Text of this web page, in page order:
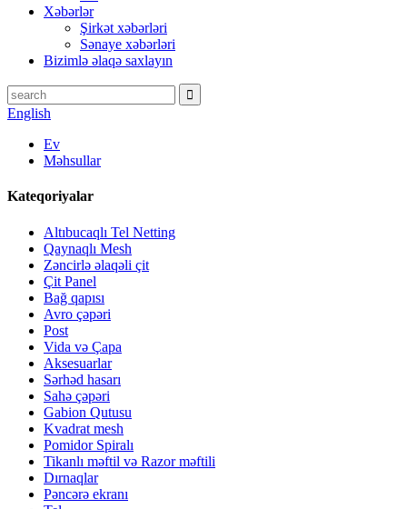
Xəbərlər
Şirkət xəbərləri
Sənaye xəbərləri
Bizimlə əlaqə saxlayın
English
Ev
Məhsullar
Kateqoriyalar
Altıbucaqlı Tel Netting
Qaynaqlı Mesh
Zəncirlə əlaqəli çit
Çit Panel
Bağ qapısı
Avro çəpəri
Post
Vida və Çapa
Aksesuarlar
Sərhəd hasarı
Sahə çəpəri
Gabion Qutusu
Kvadrat mesh
Pomidor Spiralı
Tikanlı məftil və Razor məftili
Dırnaqlar
Pəncərə ekranı